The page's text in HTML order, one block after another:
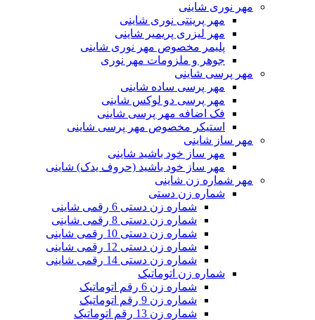
مهر نوری شاینی
مهر پرینتی نوری شاینی
مهر لیزری پریمیر شاینی
پلیمر مخصوص مهر نوری شاینی
جوهر و ملزومات مهر نوری
مهر پرسی شاینی
مهر پرسی ساده شاینی
مهر پرسی دو لوکس شاینی
فک اضافه مهر پرسی شاینی
استیکر مخصوص مهر پرسی شاینی
مهر ساز شاینی
مهر ساز خود باشید شاینی
مهر ساز خود باشید (حروف یدک) شاینی
مهر شماره زن شاینی
شماره زن دستی
شماره زن دستی 6 رقمی شاینی
شماره زن دستی 8 رقمی شاینی
شماره زن دستی 10 رقمی شاینی
شماره زن دستی 12 رقمی شاینی
شماره زن دستی 14 رقمی شاینی
شماره زن اتوماتیک
شماره زن 6 رقم اتوماتیک
شماره زن 9 رقم اتوماتیک
شماره زن 13 رقم اتوماتیک